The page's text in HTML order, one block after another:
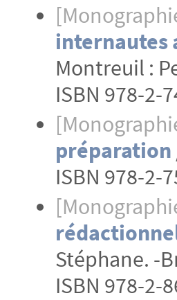
internautes
Montreuil :
ISBN 978-2-
préparation
ISBN 978-2-
Stéphane. -
ISBN 978-2-